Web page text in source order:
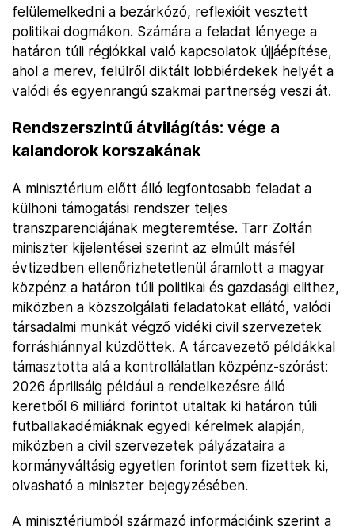
felülemelkedni a bezárkózó, reflexióit vesztett
politikai dogmákon. Számára a feladat lényege a
határon túli régiókkal való kapcsolatok újjáépítése,
ahol a merev, felülről diktált lobbiérdekek helyét a
valódi és egyenrangú szakmai partnerség veszi át.
Rendszerszintű átvilágítás: vége a
kalandorok korszakának
A minisztérium előtt álló legfontosabb feladat a
külhoni támogatási rendszer teljes
transzparenciájának megteremtése. Tarr Zoltán
miniszter kijelentései szerint az elmúlt másfél
évtizedben ellenőrizhetetlenül áramlott a magyar
közpénz a határon túli politikai és gazdasági elithez,
miközben a közszolgálati feladatokat ellátó, valódi
társadalmi munkát végző vidéki civil szervezetek
forráshiánnyal küzdöttek. A tárcavezető példákkal
támasztotta alá a kontrollálatlan közpénz-szórást:
2026 áprilisáig például a rendelkezésre álló
keretből 6 milliárd forintot utaltak ki határon túli
futballakadémiáknak egyedi kérelmek alapján,
miközben a civil szervezetek pályázataira a
kormányváltásig egyetlen forintot sem fizettek ki,
olvasható a miniszter bejegyzésében.
A minisztériumból származó információink szerint a